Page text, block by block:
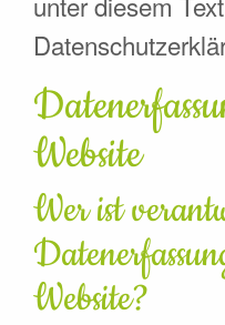
Website
Wer ist
Website?